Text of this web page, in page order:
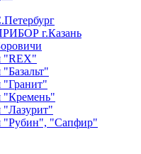
г.Казань
"REX"
"Гранит"
"Кремень"
"Лазурит"
"Рубин", "Сапфир"